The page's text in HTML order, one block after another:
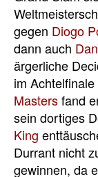
gegen Diogo
dann auch
ärgerliche
im
Mastersfand
sein dortiges
King
Durrant nicht
gewinnen, da